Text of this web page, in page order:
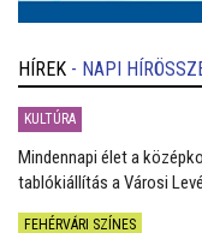
HÍREK - NAPI
KULTÚRA
Mindennapi élet a
tablókiállítás a Városi
FEHÉRVÁRI SZÍNES